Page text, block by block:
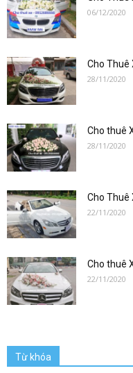
06/12/2020
Cho Thuê
28/11/2020
Cho thuê
28/11/2020
Cho Thuê
22/11/2020
Cho thuê
22/11/2020
Từ khóa